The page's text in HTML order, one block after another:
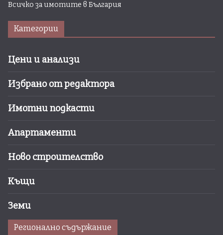
Всичко за имотите в България
Категории
Цени и анализи
Избрано от редактора
Имотни подкасти
Апартаменти
Ново строителство
Къщи
Земи
Регионално съдържание